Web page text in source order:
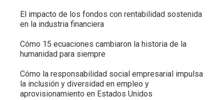
El impacto de los fondos con rentabilidad sostenida
en la industria financiera
Cómo 15 ecuaciones cambiaron la historia de la
humanidad para siempre
Cómo la responsabilidad social empresarial impulsa
la inclusión y diversidad en empleo y
aprovisionamiento en Estados Unidos